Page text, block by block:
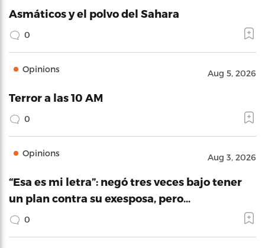
Asmáticos y el polvo del Sahara
0
Opinions Aug 5, 2026
Terror a las 10 AM
0
Opinions Aug 3, 2026
“Esa es mi letra”: negó tres veces bajo tener
un plan contra su exesposa, pero…
0